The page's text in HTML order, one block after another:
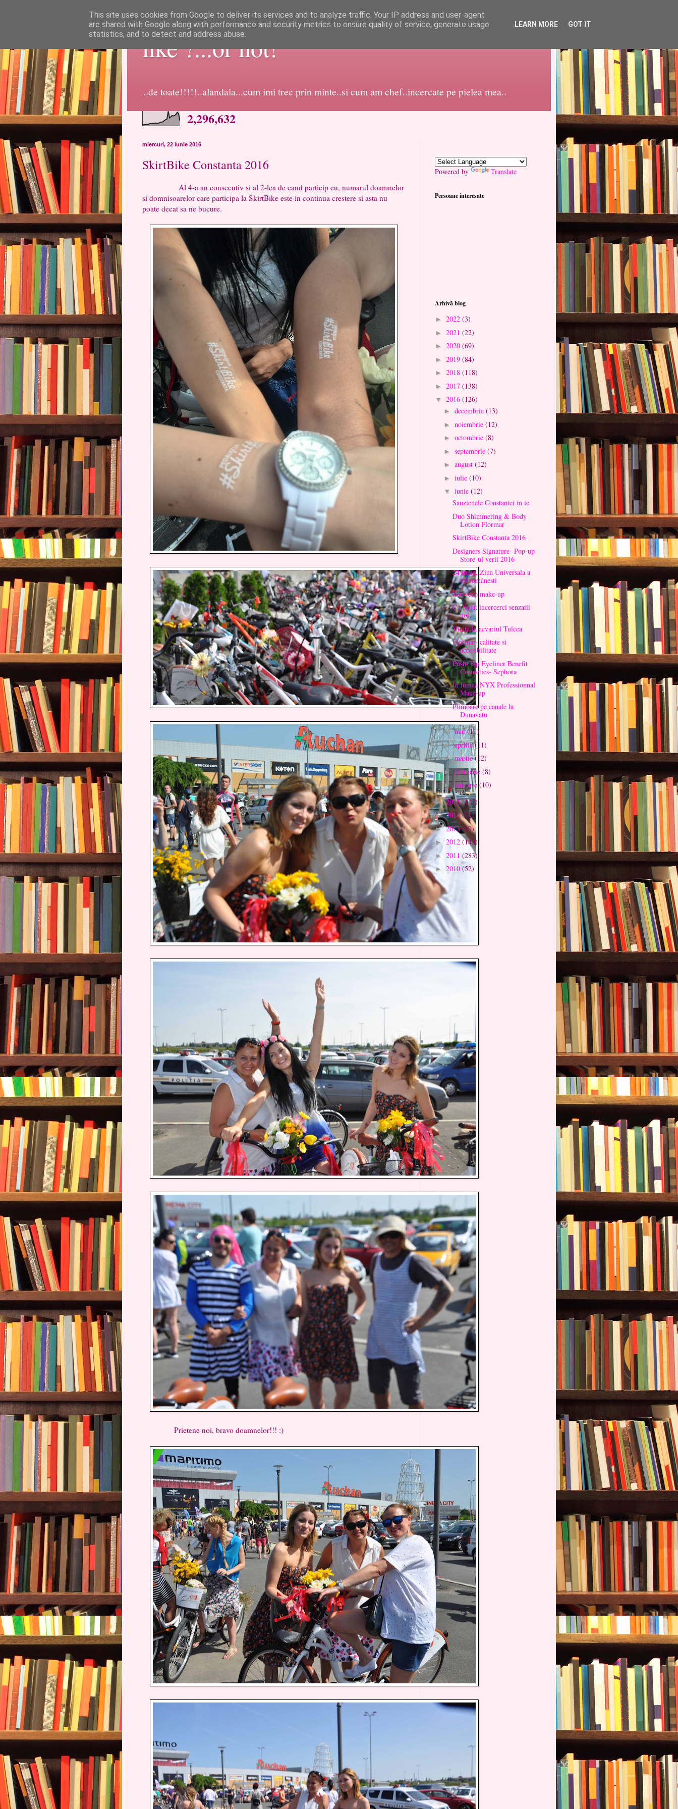
like ?...or not!
..de toate!!!!!..alandala...cum imi trec prin minte..si cum am chef..incercate pe pielea mea..
2,296,632
miercuri, 22 iunie 2016
SkirtBike Constanta 2016
Al 4-a an consecutiv si al 2-lea de cand particip eu, numarul doamnelor
si domnisoarelor care participa la SkirtBike este in continua crestere si asta nu
poate decat sa ne bucure.
Prietene noi, bravo doamnelor!!! :)
Powered by Translate
Persoane interesate
Arhivă blog
► 2022 (3)
► 2021 (22)
► 2020 (69)
► 2019 (84)
► 2018 (118)
► 2017 (138)
▼ 2016 (126)
► decembrie (13)
► noiembrie (12)
► octombrie (8)
► septembrie (7)
► august (12)
► iulie (10)
▼ iunie (12)
Sanzienele Constantei in ie
Duo Shimmering & Body
Lotion Flormar
SkirtBike Constanta 2016
Designers Signature- Pop-up
Store-ul verii 2016
24 iunie, Ziua Universala a
iei românesti
Zao- eco make-up
Cu Splat incercerci senzatii
noi
Vizita la acvariul Tulcea
Flormar- calitate si
accesibilitate
Push- Up Eyeliner Benefit
Cosmetics- Sephora
In lumea NYX Professionnal
Make-up
Plimbare pe canale la
Dunavatu
►mai(11)
►aprilie(11)
►martie(12)
► februarie (8)
► ianuarie (10)
►2015(117)
►2014(72)
►2013(99)
► 2012 (143)
► 2011(283)
► 2010 (52)
This site uses cookies from Google to deliver its services and to analyze traffic. Your IP address and user-agent
are shared with Google along with performance and security metrics to ensure quality of service, generate usage
statistics, and to detect and address abuse.
LEARN MORE GOT IT